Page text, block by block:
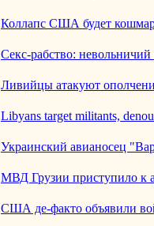
Коллапс США будет
Секс-рабство:
Ливийцы атакуют
Libyans target militants,
Украинский авианосец
МВД Грузии приступило к
США де-факто объявили